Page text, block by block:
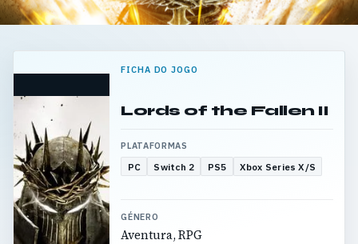
FICHA DO JOGO
Lords of the Fallen II
PLATAFORMAS
PC Switch 2 PS5 Xbox Series X/S
GÉNERO
Aventura, RPG